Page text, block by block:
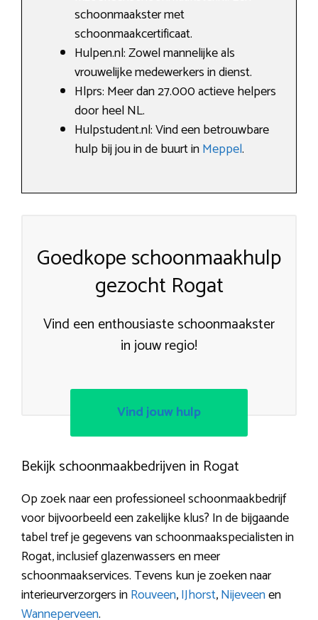
schoonmaakster met
schoonmaakcertificaat.
Hulpen.nl: Zowel mannelijke als
vrouwelijke medewerkers in dienst.
Hlprs: Meer dan 27.000 actieve helpers
door heel NL.
Hulpstudent.nl: Vind een betrouwbare
hulp bij jou in de buurt inMeppel.
Goedkope schoonmaakhulp
gezocht Rogat
Vind een enthousiaste schoonmaakster
in jouw regio!
Vind jouw hulp
Bekijk schoonmaakbedrijven in Rogat
Op zoek naar een professioneel schoonmaakbedrijf
voor bijvoorbeeld een zakelijke klus? In de bijgaande
tabel tref je gegevens van schoonmaakspecialisten in
Rogat, inclusief glazenwassers en meer
schoonmaakservices. Tevens kun je zoeken naar
interieurverzorgers inRouveen,IJhorst,Nijeveenen
Wanneperveen.